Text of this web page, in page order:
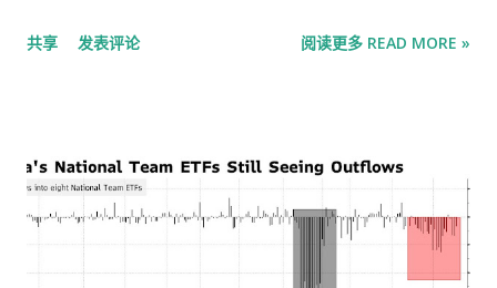
五”时期是基本实现社会主义现代化夯实基础、全面发力的关键时
十大和二十届历次全会精神，认真落实四中全会部署，全面贯彻
习近平总书记关于“三农”工作的重要论述和重要指示精神，坚持
把解决好“三农”问题作为全党工作重中之重，坚持和加强党对“三
农”工作的全面领导，完整准确全面贯彻新发展理念，坚持稳中求
共享 发表评论 阅读更多 READ MORE »